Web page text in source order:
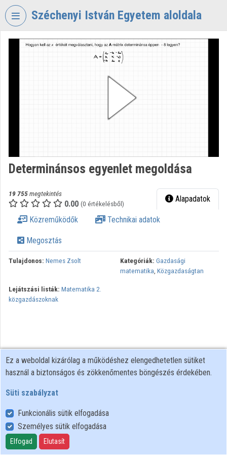
Fejléc kihagyása
Széchenyi István Egyetem aloldala
VIDEOTORIUM
Intézményi listák
Intézmények
Közreműködők
Determinánsos egyenlet megoldása
19 755megtekintés
0.00 (0 értékelésből) Alapadatok
Közreműködők Technikai adatok
Megosztás
Tulajdonos: Nemes Zsolt Kategóriák: Gazdasági
matematika, Közgazdaságtan
Lejátszási listák: Matematika 2.
közgazdászoknak
Felhasználói szabályzat
Adatkezelési tájékoztató
Süti szabályzat
Ez a weboldal kizárólag a működéshez elengedhetetlen sütiket
használ a biztonságos és zökkenőmentes böngészés érdekében.
Süti szabályzat
Funkcionális sütik elfogadása
Személyes sütik elfogadása
Elfogad Elutasít